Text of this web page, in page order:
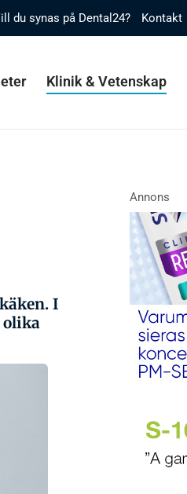
du synas på Dental24? Kontakt
Klinik & Vetenskap
I
olika